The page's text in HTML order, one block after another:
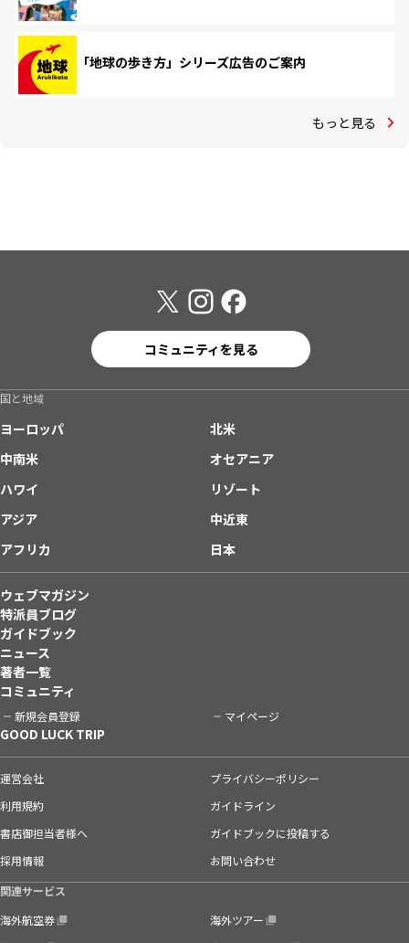
「地球の歩き方」シリーズ広告のご案内
もっと見る
コミュニティを見る
国と地域
ヨーロッパ
北米
中南米
オセアニア
ハワイ
リゾート
アジア
中近東
アフリカ
日本
ウェブマガジン
特派員ブログ
ガイドブック
ニュース
著者一覧
コミュニティ
新規会員登録 マイページ
GOOD LUCK TRIP
運営会社
プライバシーポリシー
利用規約
ガイドライン
書店御担当者様へ
ガイドブックに投稿する
採用情報
お問い合わせ
関連サービス
海外航空券
海外ツアー